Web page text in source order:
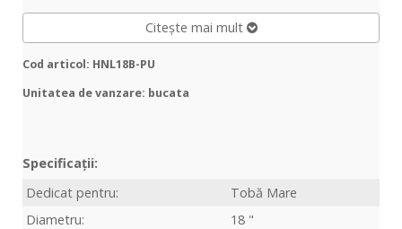
Citește mai mult
Cod articol: HNL18B-PU
Unitatea de vanzare: bucata
Specificații:
Dedicat pentru:
Tobă Mare
Diametru:
18 "